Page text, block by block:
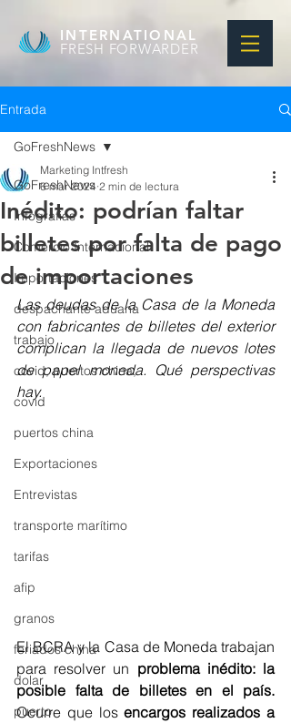
INTERNATIONAL
FRESH FORWARDER
Entrada
GoFreshNews
Infografias
Comercio Internacional
Importaciones
despachante aduana
trabajo
covid, puertos china,
covid
puertos china
Exportaciones
Entrevistas
transporte marítimo
tarifas
afip
granos
feriados china
dolar
puerto
GoFreshNews
Inédito: podrían faltar
billetes por falta de pago
de importaciones
Marketing Intfresh
6 mar 2024 2 min de lectura
Las deudas de la Casa de la Moneda
con fabricantes de billetes del exterior
complican la llegada de nuevos lotes
de papel moneda. Qué perspectivas
hay.
El BCRA y la Casa de Moneda trabajan
para resolver un problema inédito: la
posible falta de billetes en el país.
Ocurre que los encargos realizados a